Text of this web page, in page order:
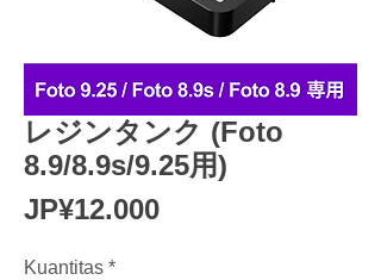
レジンタンク (Foto
8.9/8.9s/9.25用)
JP¥12.000Harga
Kuantitas *